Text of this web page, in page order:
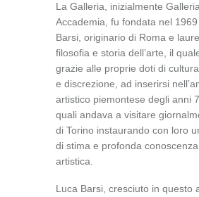
La Galleria, inizialmente Galleria
Accademia, fu fondata nel
Barsi , originario di Roma e
filosofia e storia dell’arte, il
grazie alle proprie doti di
e discrezione, ad inserirsi
artistico piemontese degli anni
quali andava a visitare
di Torino instaurando con loro
di stima e profonda
artistica
Luca Barsi, cresciuto in questo